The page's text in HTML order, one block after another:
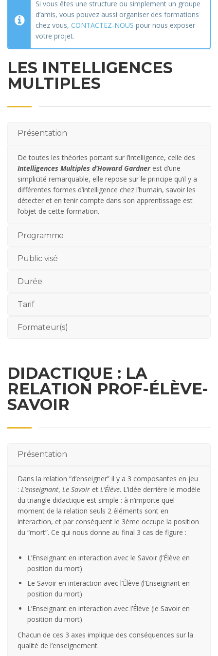
Si vous êtes une structure ou simplement un groupe
d’amis, vous pouvez aussi organiser des formations
chez vous, CONTACTEZ-NOUS pour nous exposer
votre projet.
LES INTELLIGENCES
MULTIPLES
Présentation
De toutes les théories portant sur l’intelligence, celle des
Intelligences Multiples d’Howard Gardnerest d’une
simplicité remarquable, elle repose sur le principe qu’il y a
différentes formes d’intelligence chez l’humain, savoir les
détecter et en tenir compte dans son apprentissage est
l’objet de cette formation.
Programme
Public visé
Durée
Tarif
Formateur(s)
DIDACTIQUE : LA
RELATION PROF-ÉLÈVE-
SAVOIR
Présentation
Dans la relation “d’enseigner” il y a 3 composantes en jeu
: L’enseignant, Le Savoir et L’Élève. L’idée derrière le modèle
du triangle didactique est simple : à n’importe quel
moment de la relation seuls 2 éléments sont en
interaction, et par conséquent le 3ème occupe la position
du “mort”. Ce qui nous donne au final 3 cas de figure :
L’Enseignant en interaction avec le Savoir (l’Élève en
position du mort)
Le Savoir en interaction avec l’Élève (l’Enseignant en
position du mort)
L’Enseignant en interaction avec l’Élève (le Savoir en
position du mort)
Chacun de ces 3 axes implique des conséquences sur la
qualité de l’enseignement.